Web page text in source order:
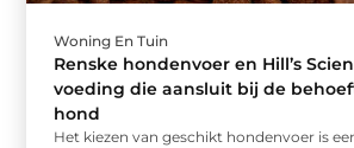
Woning En Tuin
Renske hondenvoer en Hill’s
voeding die aansluit bij de
hond
Het kiezen van geschikt hondenvoer is